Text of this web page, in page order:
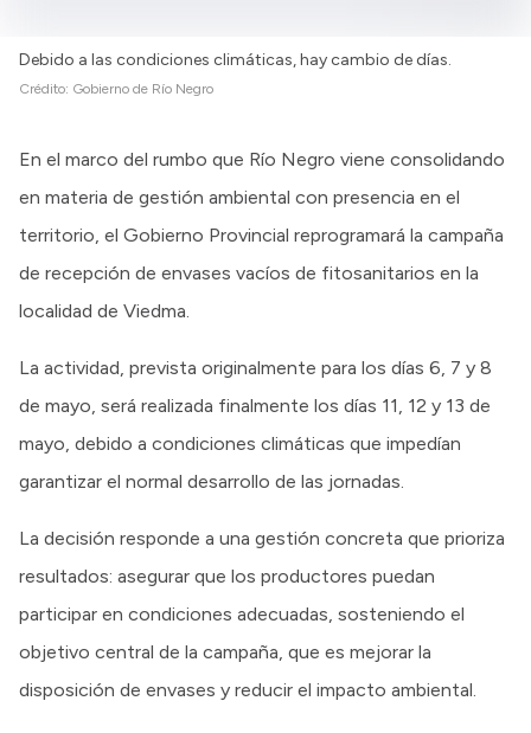
Debido a las condiciones climáticas, hay cambio de días.
Crédito: Gobierno de Río Negro
En el marco del rumbo que Río Negro viene consolidando
en materia de gestión ambiental con presencia en el
territorio, el Gobierno Provincial reprogramará la campaña
de recepción de envases vacíos de fitosanitarios en la
localidad de Viedma.
La actividad, prevista originalmente para los días 6, 7 y 8
de mayo, será realizada finalmente los días 11, 12 y 13 de
mayo, debido a condiciones climáticas que impedían
garantizar el normal desarrollo de las jornadas.
La decisión responde a una gestión concreta que prioriza
resultados: asegurar que los productores puedan
participar en condiciones adecuadas, sosteniendo el
objetivo central de la campaña, que es mejorar la
disposición de envases y reducir el impacto ambiental.